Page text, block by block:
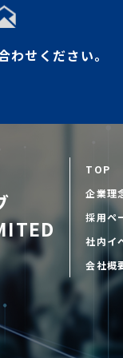
わせください。
TOP
企業理
採用ペ
社内イ
会社概